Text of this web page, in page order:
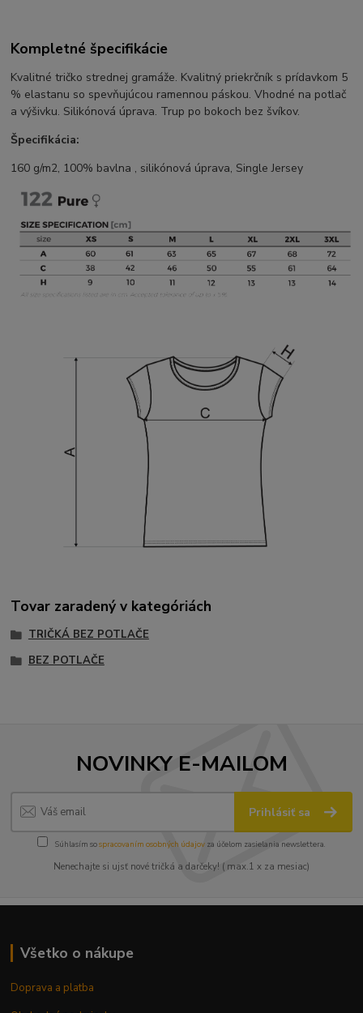
Kompletné špecifikácie
Kvalitné tričko strednej gramáže. Kvalitný priekrčník s prídavkom 5
% elastanu so spevňujúcou ramennou páskou. Vhodné na potlač
a výšivku. Silikónová úprava. Trup po bokoch bez švíkov.
Špecifikácia:
160 g/m2, 100% bavlna , silikónová úprava, Single Jersey
Tovar zaradený v kategóriách
TRIČKÁ BEZ POTLAČE
BEZ POTLAČE
NOVINKY E-MAILOM
Prihlásiť sa
Súhlasím sospracovaním osobných údajov za účelom zasielania newslettera.
Nenechajte si ujsť nové tričká a darčeky! ( max.1 x za mesiac)
Všetko o nákupe
Doprava a platba